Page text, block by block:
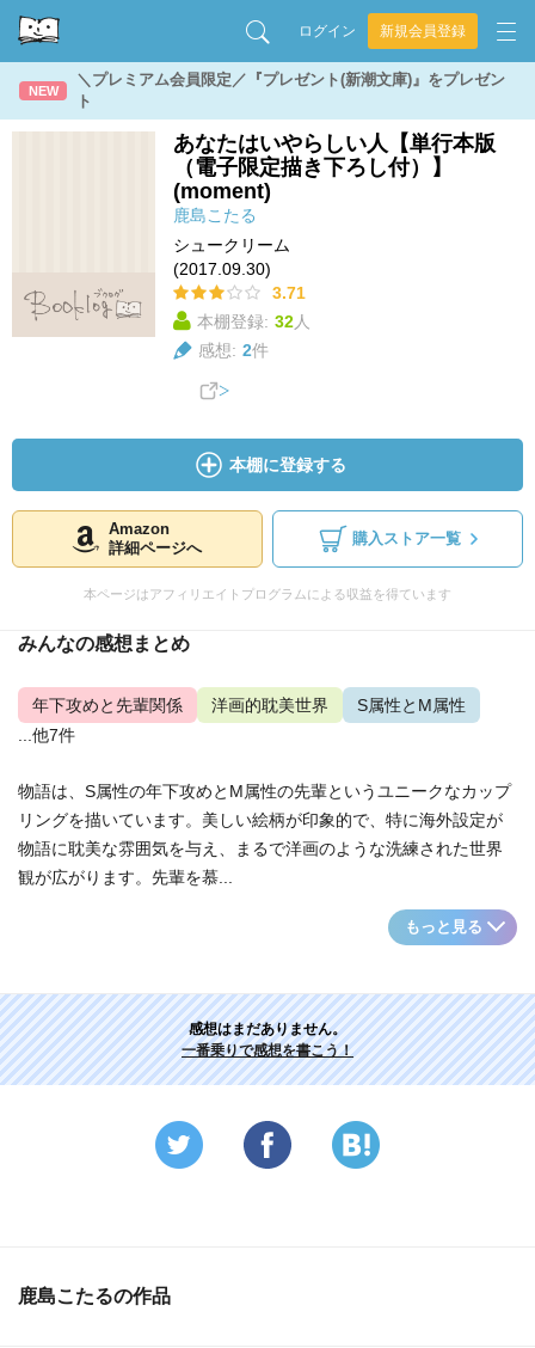
ログイン 新規会員登録
NEW
＼プレミアム会員限定／『プレゼント(新潮文庫)』をプレゼン
ト
あなたはいやらしい人【単行本版
（電子限定描き下ろし付）】
(moment)
鹿島こたる
シュークリーム
(2017.09.30)
3.71
本棚登録: 32人
感想: 2件
本棚に登録する
Amazon
詳細ページへ
購入ストア一覧
本ページはアフィリエイトプログラムによる収益を得ています
みんなの感想まとめ
年下攻めと先輩関係 洋画的耽美世界
S属性とM属性
...他7件
物語は、S属性の年下攻めとM属性の先輩というユニークなカップ
リングを描いています。美しい絵柄が印象的で、特に海外設定が
物語に耽美な雰囲気を与え、まるで洋画のような洗練された世界
観が広がります。先輩を慕...
もっと見る
感想はまだありません。
一番乗りで感想を書こう！
鹿島こたるの作品